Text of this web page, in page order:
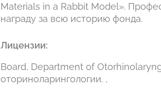
Materials in a Rabbit Model».
награду за всю историю фонда.
Лицензии:
Board, Department of
оториноларингологии. ,